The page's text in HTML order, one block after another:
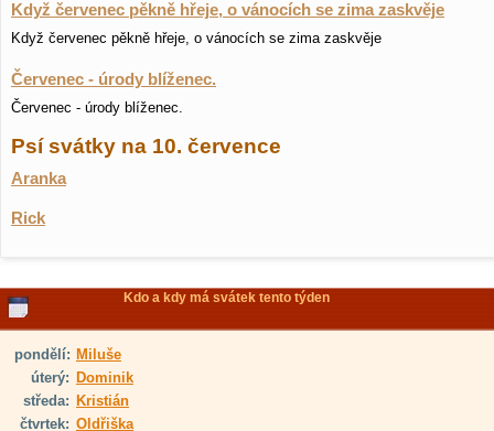
Když červenec pěkně hřeje, o vánocích se zima zaskvěje
Když červenec pěkně hřeje, o vánocích se zima zaskvěje
Červenec - úrody blíženec.
Červenec - úrody blíženec.
Psí svátky na 10. července
Aranka
Rick
Kdo a kdy má svátek tento týden
pondělí: Miluše
úterý: Dominik
středa: Kristián
čtvrtek: Oldřiška